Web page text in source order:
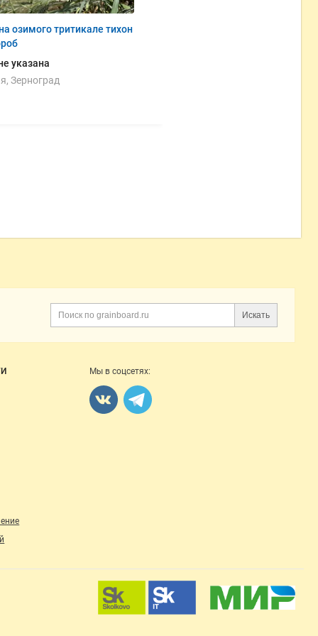
озимого тритикале тихон
указана
Зерноград
Искать
Мы в соцсетях: